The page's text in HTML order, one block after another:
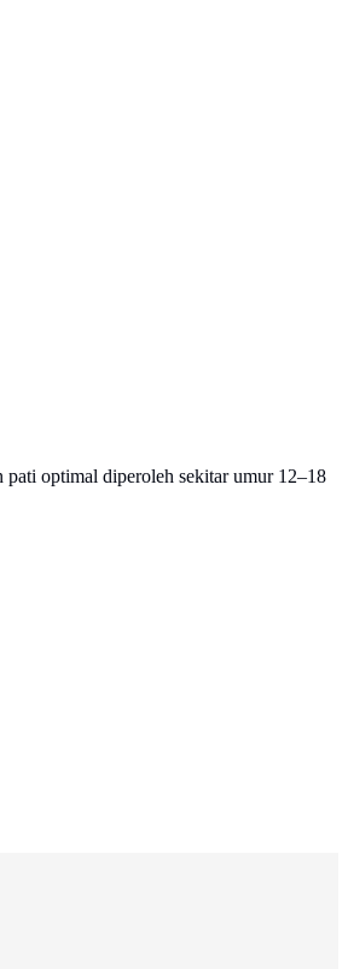
pati optimal diperoleh sekitar umur 12–18